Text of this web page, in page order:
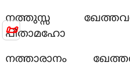
📜
നത്തുസ്സ
പിതാമഹോ
നത്താരാനം